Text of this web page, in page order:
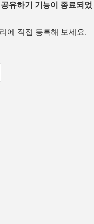
유하기 기능이 종료되었
에 직접 등록해 보세요.